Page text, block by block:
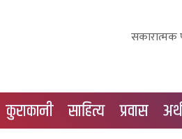
सकारात्मक
कुराकानी साहित्य प्रवास